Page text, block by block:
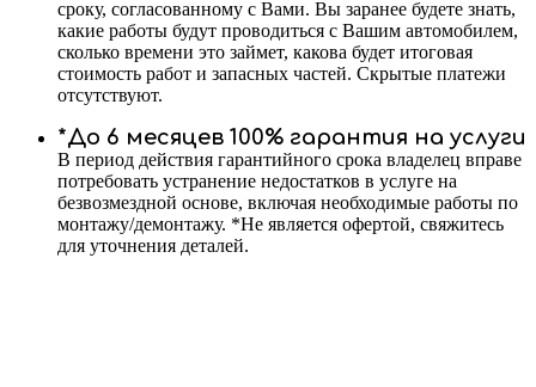
сроку, согласованному с Вами. Вы заранее будете знать,
какие работы будут проводиться с Вашим автомобилем,
сколько времени это займет, какова будет итоговая
стоимость работ и запасных частей. Скрытые платежи
отсутствуют.
*До 6 месяцев 100% гарантия на услуги
В период действия гарантийного срока владелец вправе
потребовать устранение недостатков в услуге на
безвозмездной основе, включая необходимые работы по
монтажу/демонтажу. *Не является офертой, свяжитесь
для уточнения деталей.